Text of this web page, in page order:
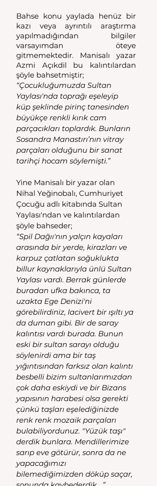
Bahse konu yaylada henüz bir
kazı veya ayrıntılı araştırma
yapılmadığından bilgiler
varsayımdan öteye
gitmemektedir. Manisalı yazar
Azmi Açıkdil bu kalıntılardan
şöyle bahsetmiştir;
“Çocukluğumuzda Sultan
Yaylası'nda toprağı eşeleyip
küp şeklinde pirinç tanesinden
büyükçe renkli kırık cam
parçacıkları toplardık. Bunların
Sosandra Manastırı’nın vitray
parçaları olduğunu bir sanat
tarihçi hocam söylemişti.”
Yine Manisalı bir yazar olan
Nihal Yeğinobalı, Cumhuriyet
Çocuğu adlı kitabında Sultan
Yaylası'ndan ve kalıntılardan
şöyle bahseder;
“Spil Dağıı'nın yalçın kayaları
arasında bir yerde, kirazları ve
karpuz çatlatan soğuklukta
billur kaynaklarıyla ünlü Sultan
Yaylası vardı. Berrak günlerde
buradan ufka bakınca, ta
uzakta Ege Denizi'ni
görebilirdiniz, lacivert bir ışıltı ya
da duman gibi. Bir de saray
kalıntısı vardı burada. Bunun
eski bir sultan sarayı olduğu
söylenirdi ama bir taş
yığıntısından farksız olan kalıntı
besbelli bizim sultanlarımızdan
çok daha eskiydi ve bir Bizans
yapısının harabesi olsa gerekti
çünkü taşları eşelediğinizde
renk renk mozaik parçaları
bulabiliyordunuz. "Yüzük taşı"
derdik bunlara. Mendillerimize
sarıp eve götürür, sonra da ne
yapacağımızı
bilemediğimizden döküp saçar,